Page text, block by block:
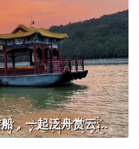
北京多家市属公园延时开放游船，一起泛舟赏云霞！